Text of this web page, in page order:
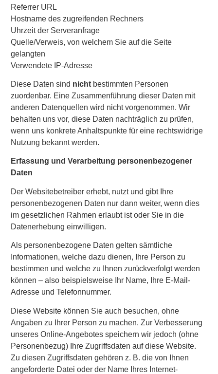
Referrer URL
Hostname des zugreifenden Rechners
Uhrzeit der Serveranfrage
Quelle/Verweis, von welchem Sie auf die Seite
gelangten
Verwendete IP-Adresse
Diese Daten sind nicht bestimmten Personen
zuordenbar. Eine Zusammenführung dieser Daten mit
anderen Datenquellen wird nicht vorgenommen. Wir
behalten uns vor, diese Daten nachträglich zu prüfen,
wenn uns konkrete Anhaltspunkte für eine rechtswidrige
Nutzung bekannt werden.
Erfassung und Verarbeitung personenbezogener
Daten
Der Websitebetreiber erhebt, nutzt und gibt Ihre
personenbezogenen Daten nur dann weiter, wenn dies
im gesetzlichen Rahmen erlaubt ist oder Sie in die
Datenerhebung einwilligen.
Als personenbezogene Daten gelten sämtliche
Informationen, welche dazu dienen, Ihre Person zu
bestimmen und welche zu Ihnen zurückverfolgt werden
können – also beispielsweise Ihr Name, Ihre E-Mail-
Adresse und Telefonnummer.
Diese Website können Sie auch besuchen, ohne
Angaben zu Ihrer Person zu machen. Zur Verbesserung
unseres Online-Angebotes speichern wir jedoch (ohne
Personenbezug) Ihre Zugriffsdaten auf diese Website.
Zu diesen Zugriffsdaten gehören z. B. die von Ihnen
angeforderte Datei oder der Name Ihres Internet-